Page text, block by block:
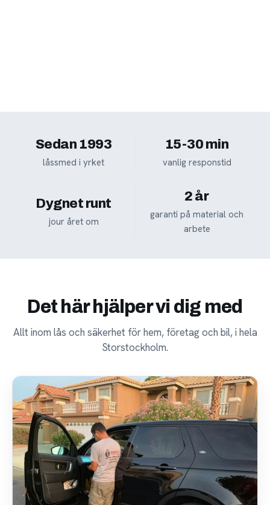
Sedan 1993
låssmed i yrket
15-30 min
vanlig responstid
Dygnet runt
jour året om
2 år
garanti på material och
arbete
Det här hjälper vi dig med
Allt inom lås och säkerhet för hem, företag och bil, i hela
Storstockholm.